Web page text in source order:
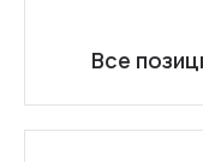
Все